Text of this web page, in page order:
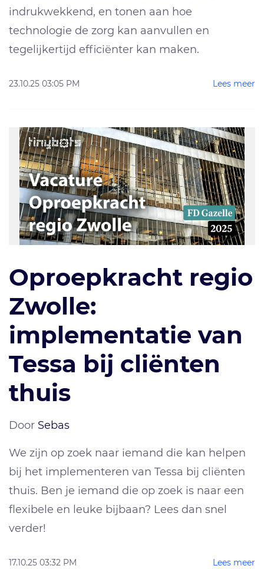
indrukwekkend, en tonen aan hoe
technologie de zorg kan aanvullen en
tegelijkertijd efficiënter kan maken.
23.10.25 03:05 PM Lees meer
Oproepkracht regio
Zwolle:
implementatie van
Tessa bij cliënten
thuis
Door Sebas
We zijn op zoek naar iemand die kan helpen
bij het implementeren van Tessa bij cliënten
thuis. Ben je iemand die op zoek is naar een
flexibele en leuke bijbaan? Lees dan snel
verder!
17.10.25 03:32 PM Lees meer